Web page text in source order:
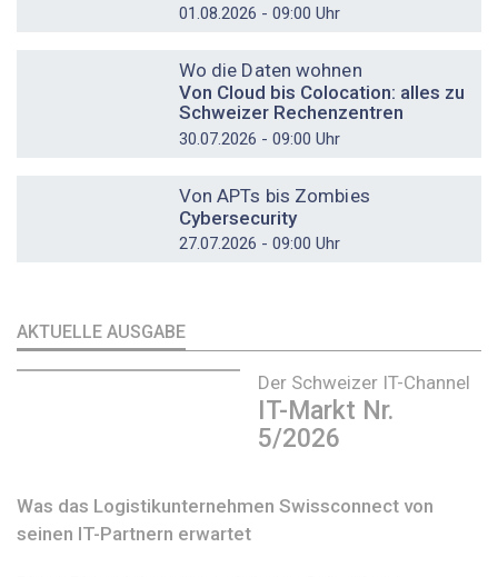
01.08.2026 - 09:00 Uhr
Wo die Daten wohnen
Von Cloud bis Colocation: alles zu
Schweizer Rechenzentren
30.07.2026 - 09:00 Uhr
Von APTs bis Zombies
Cybersecurity
27.07.2026 - 09:00 Uhr
AKTUELLE AUSGABE
Der Schweizer IT-Channel
IT-Markt Nr.
5/2026
Was das Logistikunternehmen Swissconnect von
seinen IT-Partnern erwartet